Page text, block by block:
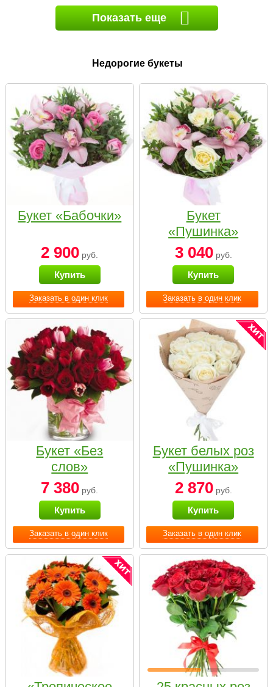
Показать еще
Недорогие букеты
Заказать в один клик
Букет «Бабочки»
2 900 руб.
Купить
Заказать в один клик
Букет
«Пушинка»
3 040руб.
Купить
Заказать в один клик
Букет «Без
слов»
7 380 руб.
Купить
Заказать в один клик
Букет белых роз
«Пушинка»
2 870руб.
Купить